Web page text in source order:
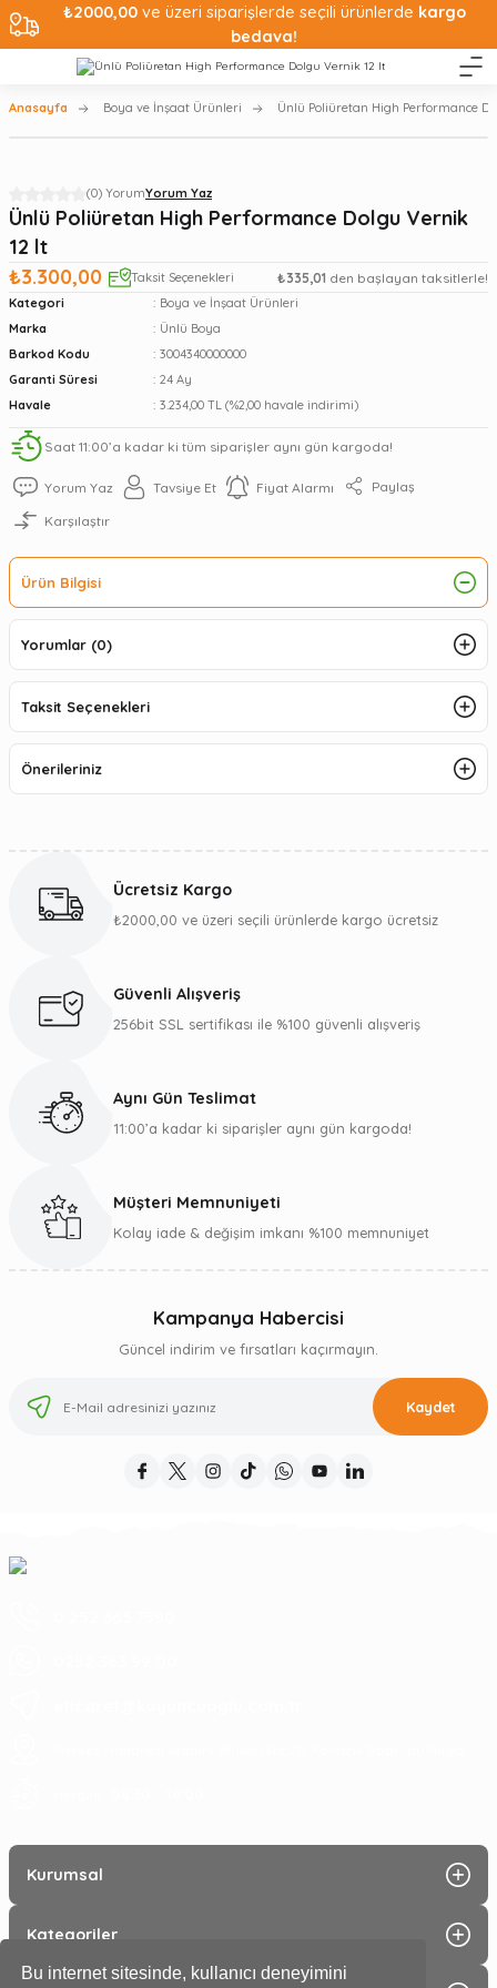
Bu internet sitesinde, kullanıcı deneyimini
₺2000,00ve üzeri siparişlerde seçili ürünlerde kargo
bedava!
Anasayfa Boya ve İnşaat Ürünleri Ünlü Poliüretan High Performance
(0) YorumYorum Yaz
Ünlü Poliüretan High Performance Dolgu Vernik
12 lt
₺3.300,00
Taksit Seçenekleri ₺335,01 den başlayan taksitlerle!
Kategori
Boya ve İnşaat Ürünleri
Marka
Ünlü Boya
Barkod Kodu
3004340000000
Garanti Süresi
24 Ay
Havale
3.234,00 TL (%2,00 havale indirimi)
Saat 11:00’a kadar ki tüm siparişler aynı gün kargoda!
Yorum Yaz Tavsiye Et Fiyat Alarmı Paylaş
Karşılaştır
Ürün Bilgisi
Yorumlar (0)
Taksit Seçenekleri
Önerileriniz
Ücretsiz Kargo
₺2000,00 ve üzeri seçili ürünlerde kargo ücretsiz
Güvenli Alışveriş
256bit SSL sertifikası ile %100 güvenli alışveriş
Aynı Gün Teslimat
11:00’a kadar ki siparişler aynı gün kargoda!
Müşteri Memnuniyeti
Kolay iade & değişim imkanı %100 memnuniyet
Kampanya Habercisi
Güncel indirim ve fırsatları kaçırmayın.
Kaydet
Kurumsal
Kategoriler